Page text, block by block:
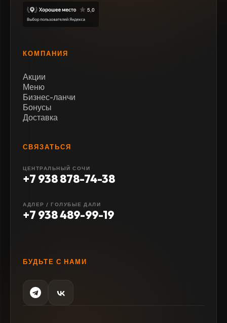
КОМПАНИЯ
Акции
Меню
Бизнес-ланчи
Бонусы
Доставка
СВЯЗАТЬСЯ
ЦЕНТРАЛЬНЫЙ СОЧИ
+7 938 878-74-38
АДЛЕР / ГОЛУБЫЕ ДАЛИ
+7 938 489-99-19
БУДЬТЕ С НАМИ